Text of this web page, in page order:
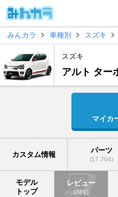
みんカラ
車種別 スズキ
スズキ
アルト ター
マイカ
カスタム情報 パーツ
(17,704)
モデル
トップ
レビュー
(389)